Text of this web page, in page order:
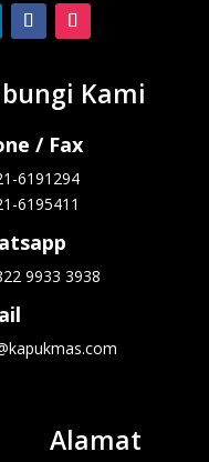
Kami
/ Fax
6191294
6195411
9933 3938
Alamat